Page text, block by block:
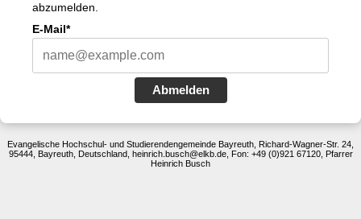
abzumelden.
E-Mail*
Abmelden
Evangelische Hochschul- und Studierendengemeinde Bayreuth, Richard-Wagner-Str. 24,
95444, Bayreuth, Deutschland, heinrich.busch@elkb.de, Fon: +49 (0)921 67120, Pfarrer
Heinrich Busch